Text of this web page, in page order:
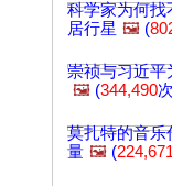
科学家为何找
居行星 🖼️ (
崇祯与习近平
🖼️ (344,490
莫扎特的音乐
量 🖼️ (224,671